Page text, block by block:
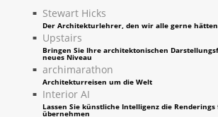
Stewart Hicks
Der Architekturlehrer, den wir alle gerne hätten
Upstairs
Bringen Sie Ihre architektonischen
neues Niveau
archimarathon
Architekturreisen um die Welt
Interior AI
Lassen Sie künstliche Intelligenz die Renderings
übernehmen